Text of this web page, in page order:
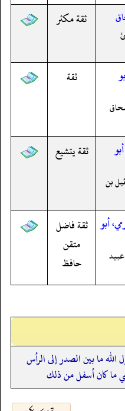
ثقة مكثر
ثقة
بن
ثقة يتشيع
أبو
ثقة فاضل
متقن
حافظ
ما بين الصدر إلى الرأس
ما كان أسفل من ذلك